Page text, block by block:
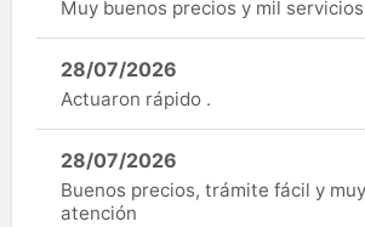
Muy buenos precios y mil servicios
28/07/2026
Actuaron rápido .
28/07/2026
Buenos precios, trámite fácil y
atención